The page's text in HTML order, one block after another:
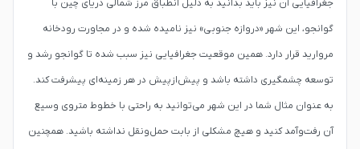
جغرافیایی آن نیز باید بدانید به دلیل انطباق مرز شمالی دریای چین با
گوانجو، این شهر «دروازه جنوبی» نیز نامیده شده و در مجاورت رودخانه
مروارید قرار دارد. همین موقعیت جغرافیایی نیز سبب شده تا گوانجو رشد و
توسعه چشمگیری داشته باشد و پیش‌ازپیش در هر زمینه‌ای پیشرفت کند.
به عنوان مثال شما در این شهر می‌توانید به راحتی با خطوط متروی وسیع
آن رفت‌وآمد کنید و هیچ مشکلی از بابت حمل‌ونقل نداشته باشید. همچنین